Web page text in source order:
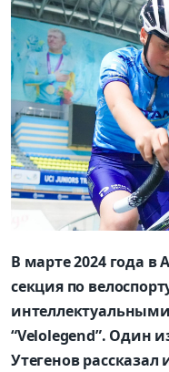
В марте 2024 года в
секция по
“Velolegend”. Один
Утегенов